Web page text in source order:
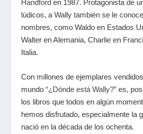
Handford en 1987. Protagonista de
lúdicos, a Wally también se le
nombres, como Waldo en Estados
Walter en Alemania, Charlie en
Italia.
Con millones de ejemplares
mundo “¿Dónde está Wally?” es,
los libros que todos en algún
hemos disfrutado, especialmente la
nació en la década de los ochenta.